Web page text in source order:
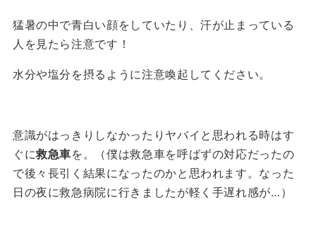
猛暑の中で青白い顔をしていたり、汗が止まっている
人を見たら注意です！
水分や塩分を摂るように注意喚起してください。
意識がはっきりしなかったりヤバイと思われる時はす
ぐに救急車を。（僕は救急車を呼ばずの対応だったの
で後々長引く結果になったのかと思われます。なった
日の夜に救急病院に行きましたが軽く手遅れ感が…）